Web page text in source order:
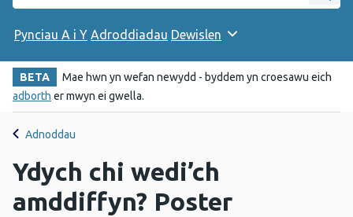
Pynciau A i Y Adroddiadau Dewislen
BETA
Mae hwn yn wefan newydd - byddem yn croesawu eich
adborth er mwyn ei gwella.
Adnoddau
Ydych chi wedi’ch
amddiffyn? Poster